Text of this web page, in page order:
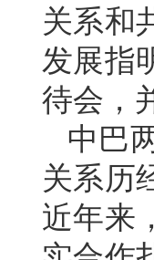
关系和
发展指
待会，
中巴
关系历
近年来